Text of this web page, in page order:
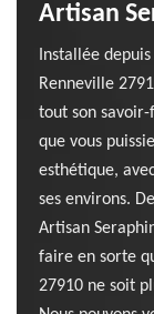
Artisan
Installée
Renneville
tout son
que vous
esthétique,
ses environs.
Artisan
faire en sorte
27910 ne soit